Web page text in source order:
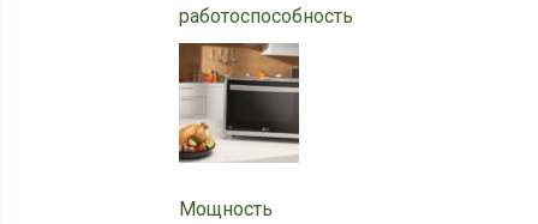
работоспособность
Мощность